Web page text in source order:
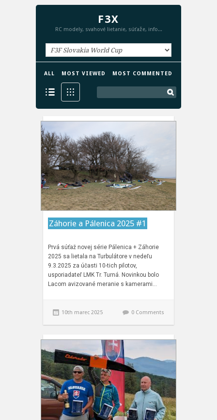
F3X
RC modely, svahové lietanie, súťaže, info...
ALL MOST VIEWED MOST COMMENTED
Záhorie a Pálenica 2025 #1
Prvá súťaž novej série Pálenica + Záhorie
2025 sa lietala na Turbulátore v nedeľu
9.3.2025 za účasti 10-tich pilotov,
usporiadateľ LMK Tr. Turná. Novinkou bolo
Lacom avizované meranie s kamerami…
10th marec 2025 0 Comments